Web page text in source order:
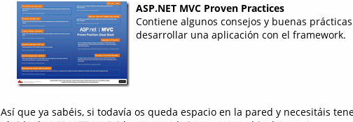
ASP.NET MVC Proven Practices
Contiene algunos consejos y buenas
desarrollar una aplicación con el framework.
Así que ya sabéis, si todavía os queda espacio en la pared y necesitáis